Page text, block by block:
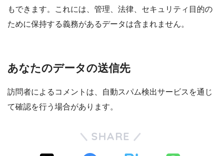
もできます。これには、管理、法律、セキュリティ目的の
ために保持する義務があるデータは含まれません。
あなたのデータの送信先
訪問者によるコメントは、自動スパム検出サービスを通じ
て確認を行う場合があります。
SHARE